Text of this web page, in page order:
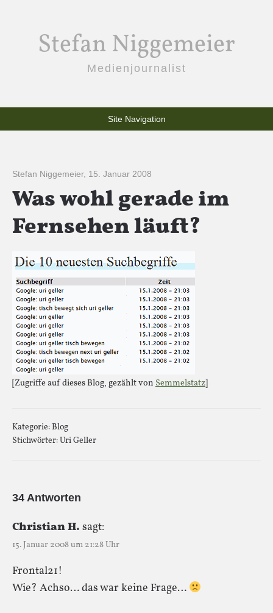
Stefan Niggemeier
Medienjournalist
Site Navigation
Stefan Niggemeier, 15. Januar 2008
Was wohl gerade im
Fernsehen läuft?
[Zugriffe auf dieses Blog, gezählt von Semmelstatz]
Kategorie:Blog
Stichwörter:Uri Geller
34 Antworten
Christian H. sagt:
15. Januar 2008 um 21:28 Uhr
Frontal21!
Wie? Achso… das war keine Frage…